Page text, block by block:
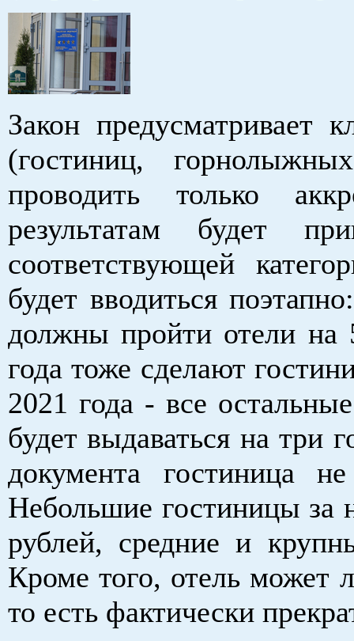
Закон предусматривает
(гостиниц,
проводить только
результатам будет
соответствующей
будет вводиться
должны пройти отели на
года тоже сделают
2021 года - все
будет выдаваться на три
документа гостиница
Небольшие гостиницы за
рублей, средние и
Кроме того, отель может
то есть фактически